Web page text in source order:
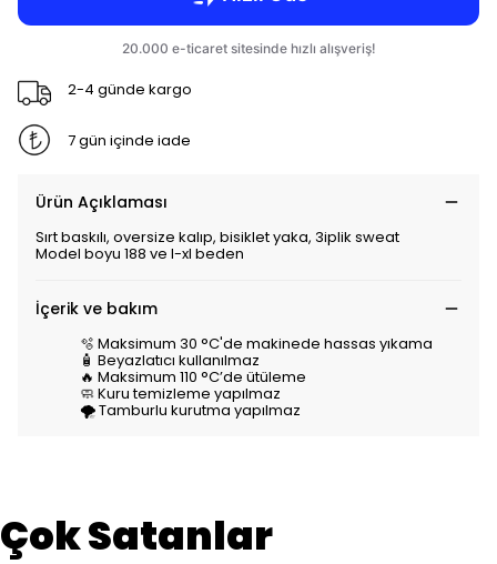
2-4 günde kargo
7 gün içinde iade
Ürün Açıklaması
Sırt baskılı, oversize kalıp, bisiklet yaka, 3iplik sweat
Model boyu 188 ve l-xl beden
İçerik ve bakım
🫧 Maksimum 30 °C'de makinede hassas yıkama
🧴 Beyazlatıcı kullanılmaz
🔥 Maksimum 110 °C’de ütüleme
🧼 Kuru temizleme yapılmaz
🌪️ Tamburlu kurutma yapılmaz
Çok Satanlar